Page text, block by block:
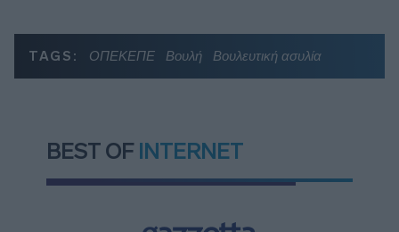
TAGS: ΟΠΕΚΕΠΕ Βουλή Βουλευτική ασυλία
BEST OF INTERNET